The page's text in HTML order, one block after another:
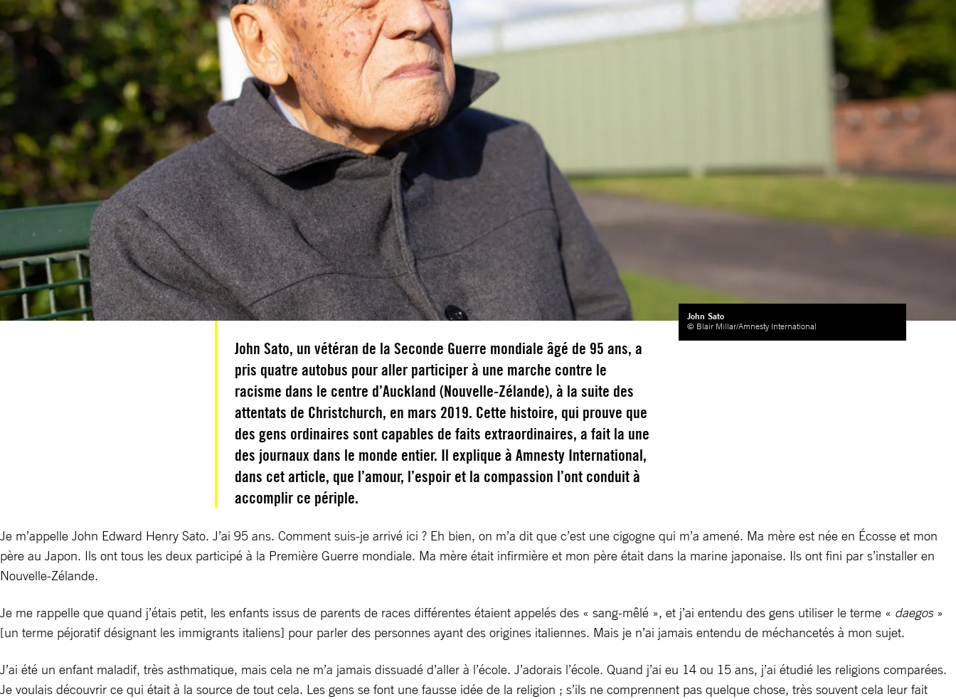
John Sato
© Blair Millar/Amnesty International
John Sato, un vétéran de la Seconde Guerre mondiale âgé de 95 ans, a
pris quatre autobus pour aller participer à une marche contre le
racisme dans le centre d’Auckland (Nouvelle-Zélande), à la suite des
attentats de Christchurch, en mars 2019. Cette histoire, qui prouve que
des gens ordinaires sont capables de faits extraordinaires, a fait la une
des journaux dans le monde entier. Il explique à Amnesty International,
dans cet article, que l’amour, l’espoir et la compassion l’ont conduit à
accomplir ce périple.
Je m’appelle John Edward Henry Sato. J’ai 95 ans. Comment suis-je arrivé ici ? Eh bien, on m’a dit que c’est une cigogne qui m’a amené. Ma mère est née en Écosse et mon
père au Japon. Ils ont tous les deux participé à la Première Guerre mondiale. Ma mère était infirmière et mon père était dans la marine japonaise. Ils ont fini par s’installer en
Nouvelle-Zélande.
Je me rappelle que quand j’étais petit, les enfants issus de parents de races différentes étaient appelés des « sang-mêlé », et j’ai entendu des gens utiliser le terme « daegos »
[un terme péjoratif désignant les immigrants italiens] pour parler des personnes ayant des origines italiennes. Mais je n’ai jamais entendu de méchancetés à mon sujet.
J’ai été un enfant maladif, très asthmatique, mais cela ne m’a jamais dissuadé d’aller à l’école. J’adorais l’école. Quand j’ai eu 14 ou 15 ans, j’ai étudié les religions comparées.
Je voulais découvrir ce qui était à la source de tout cela. Les gens se font une fausse idée de la religion ; s’ils ne comprennent pas quelque chose, très souvent cela leur fait